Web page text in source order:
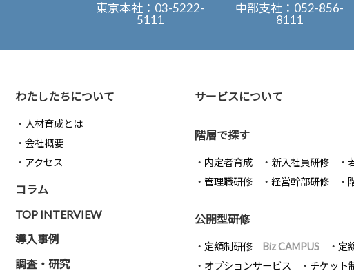
東京本社： 03-5222-
5111
中部支社： 052-856-
8111
わたしたちについて
人材育成とは
会社概要
アクセス
コラム
TOP INTERVIEW
導入事例
調査・研究
サービスについて
階層で探す
内定者育成 新入社員研修
管理職研修
経営幹部研修
公開型研修
定額制研修 Biz CAMPUS 定
オプションサービス
チケット